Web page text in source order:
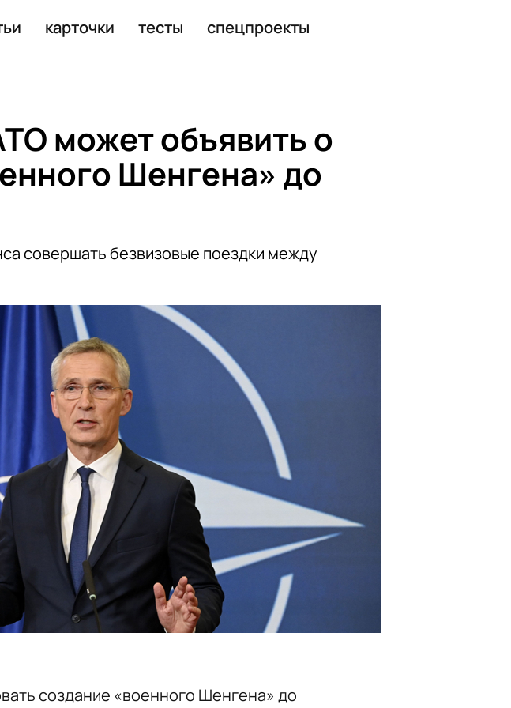
карточки тесты спецпроекты
может объявить о
Шенгена» до
совершать безвизовые поездки между
создание «военного Шенгена» до